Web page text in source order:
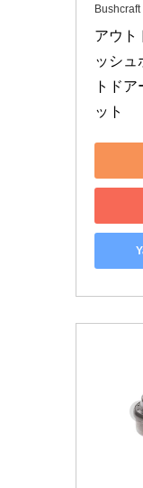
アウト
ッシュ
トド
ット